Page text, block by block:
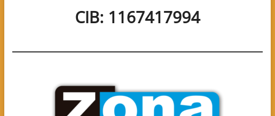
CIB: 1167417994